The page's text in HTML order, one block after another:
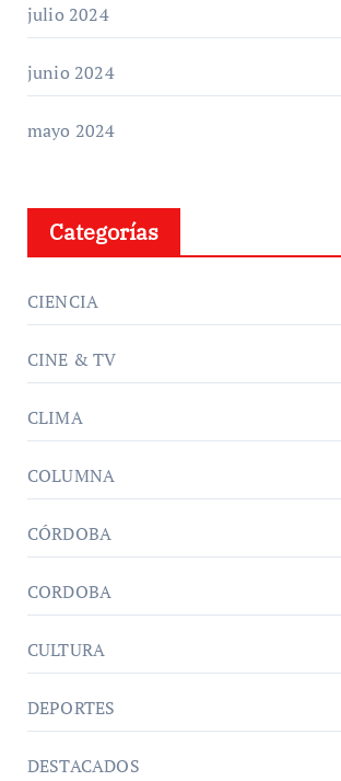
julio 2024
junio 2024
mayo 2024
Categorías
CIENCIA
CINE & TV
CLIMA
COLUMNA
CÓRDOBA
CORDOBA
CULTURA
DEPORTES
DESTACADOS